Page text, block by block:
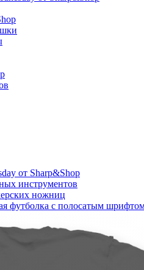
от Sharp&Shop
инструментов
ножниц
футболка с полосатым